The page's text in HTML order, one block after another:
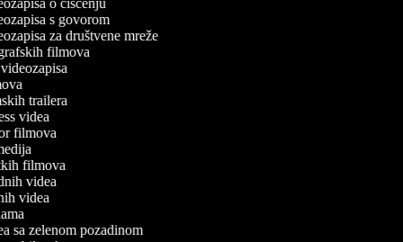
o čišćenju
s govorom
za društvene mreže
filmova
trailera
videa
filmova
filmova
videa
videa
sa zelenom pozadinom